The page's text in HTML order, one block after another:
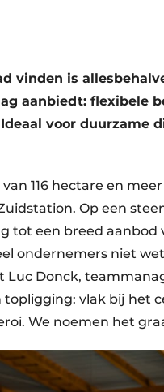
vinden is
aanbiedt: flexibele
voor duurzame
116 hectare en
Op een
tot een breed aanbod
ondernemers niet
Donck,
topligging: vlak bij het
We noemen het